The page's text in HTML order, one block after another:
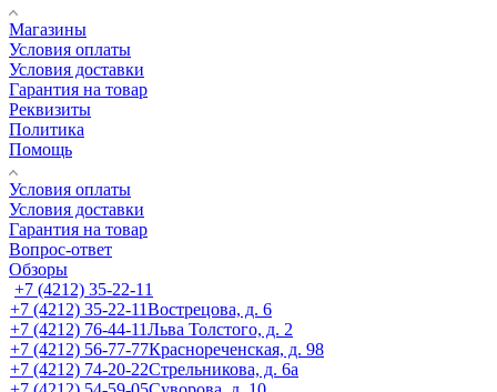
Магазины
Условия оплаты
Условия доставки
Гарантия на товар
Реквизиты
Политика
Помощь
Условия оплаты
Условия доставки
Гарантия на товар
Вопрос-ответ
Обзоры
+7 (4212) 35-22-11
+7 (4212) 35-22-11Вострецова, д. 6
+7 (4212) 76-44-11Льва Толстого, д. 2
+7 (4212) 56-77-77Краснореченская, д. 98
+7 (4212) 74-20-22Стрельникова, д. 6а